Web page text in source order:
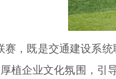
赛，既是交通建设系
植企业文化氛围，引